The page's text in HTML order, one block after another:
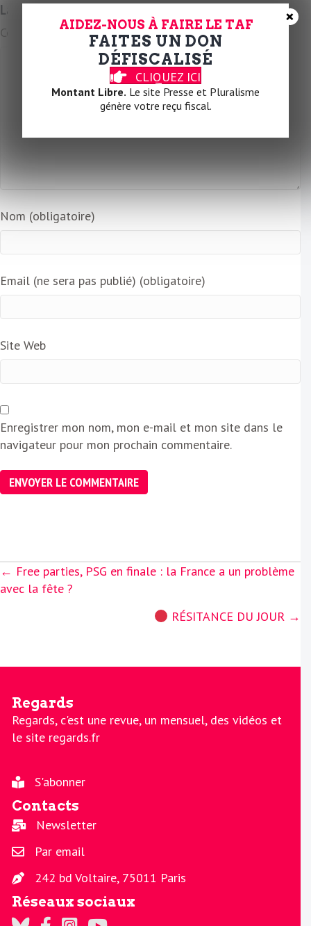
Laissez un commentaire
Commentaire
Nom (obligatoire)
Email (ne sera pas publié) (obligatoire)
Site Web
Enregistrer mon nom, mon e-mail et mon site dans le
navigateur pour mon prochain commentaire.
Posts
navigation
← Free parties, PSG en finale : la France a un problème
avec la fête ?
RÉSITANCE DU JOUR →
Regards
Regards, c'est une revue, un mensuel, des vidéos et
le site regards.fr
S'abonner
Contacts
Newsletter
Par email
242 bd Voltaire, 75011 Paris
Réseaux sociaux
AIDEZ-NOUS À FAIRE LE TAF
FAITES UN DON
DÉFISCALISÉ
CLIQUEZ ICI
Montant Libre. Le site Presse et Pluralisme
génère votre reçu fiscal.
×